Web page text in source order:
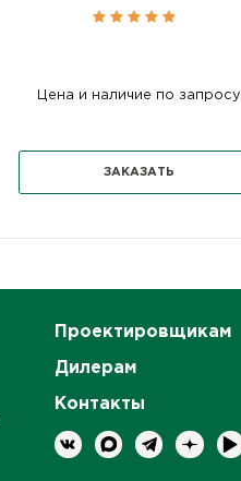
Цена и наличие по запросу
ЗАКАЗАТЬ
Проектировщикам
Дилерам
Контакты